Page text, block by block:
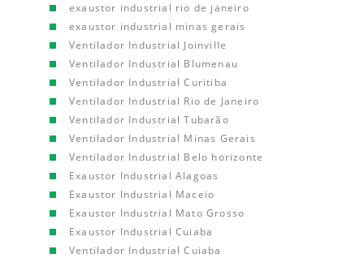
exaustor industrial rio de janeiro
exaustor industrial minas gerais
Ventilador Industrial Joinville
Ventilador Industrial Blumenau
Ventilador Industrial Curitiba
Ventilador Industrial Rio de Janeiro
Ventilador Industrial Tubarão
Ventilador Industrial Minas Gerais
Ventilador Industrial Belo horizonte
Exaustor Industrial Alagoas
Exaustor Industrial Maceio
Exaustor Industrial Mato Grosso
Exaustor Industrial Cuiaba
Ventilador Industrial Cuiaba